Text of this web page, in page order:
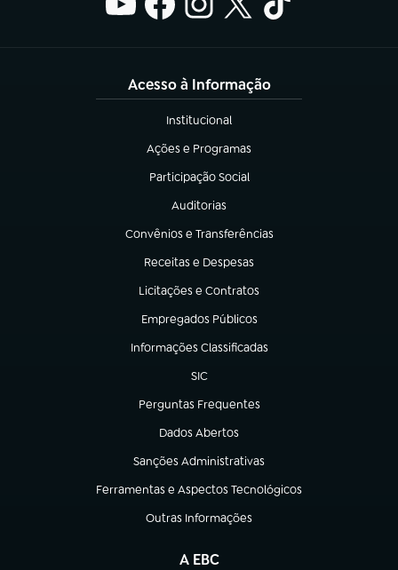
Acesso à Informação
Institucional
(abre em nova aba)
Ações e Programas
(abre em nova aba)
Participação Social
(abre em nova aba)
Auditorias
(abre em nova aba)
Convênios e Transferências
(abre em nova aba)
Receitas e Despesas
(abre em nova aba)
Licitações e Contratos
(abre em nova aba)
Empregados Públicos
(abre em nova aba)
Informações Classificadas
(abre em nova aba)
SIC
(abre em nova aba)
Perguntas Frequentes
(abre em nova aba)
Dados Abertos
(abre em nova aba)
Sanções Administrativas
(abre em nova aba)
Ferramentas e Aspectos Tecnológicos
(abre em nova aba)
Outras Informações
(abre em nova aba)
A EBC